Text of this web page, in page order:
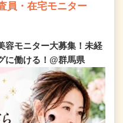
員・在宅モニター
容モニター大募集！未経
に働ける！@群馬県